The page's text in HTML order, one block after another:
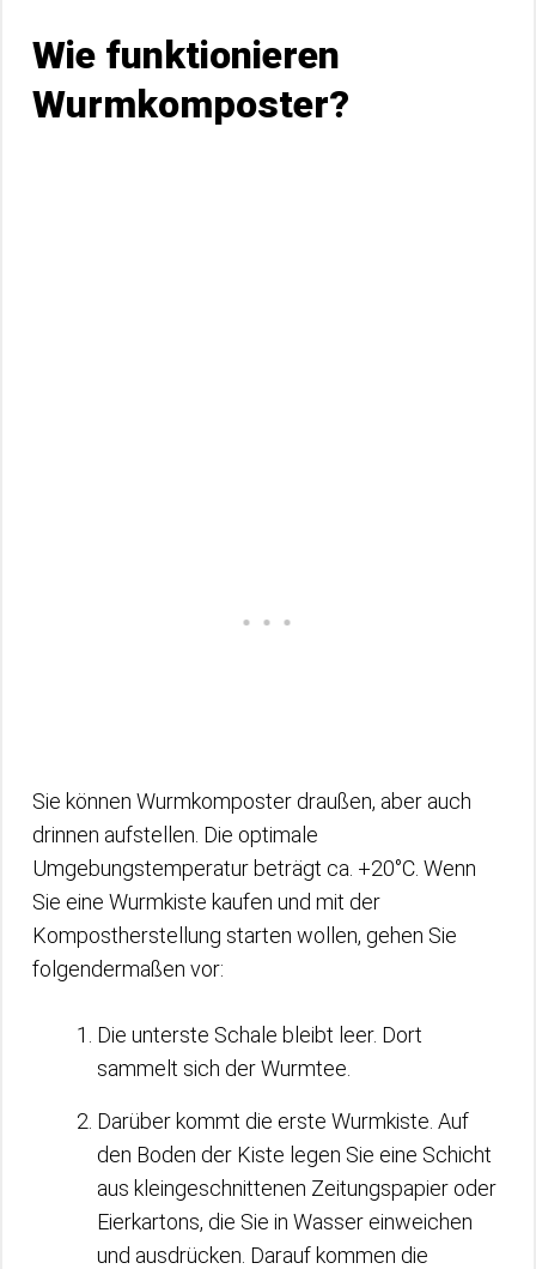
Wie funktionieren
Wurmkomposter?
Sie können Wurmkomposter draußen, aber auch
drinnen aufstellen. Die optimale
Umgebungstemperatur beträgt ca. +20°C. Wenn
Sie eine Wurmkiste kaufen und mit der
Kompostherstellung starten wollen, gehen Sie
folgendermaßen vor:
Die unterste Schale bleibt leer. Dort
sammelt sich der Wurmtee.
Darüber kommt die erste Wurmkiste. Auf
den Boden der Kiste legen Sie eine Schicht
aus kleingeschnittenen Zeitungspapier oder
Eierkartons, die Sie in Wasser einweichen
und ausdrücken. Darauf kommen die